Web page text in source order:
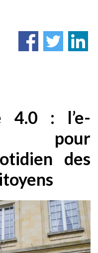
4.0 : l’e-
pour
des